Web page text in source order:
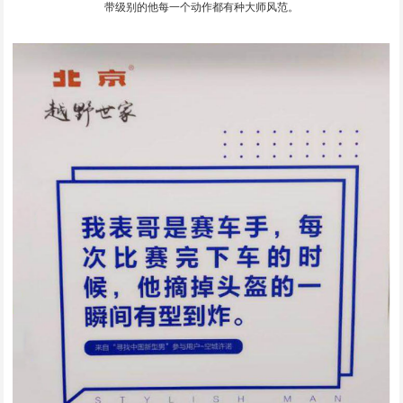
带级别的他每一个动作都有种大师风范。